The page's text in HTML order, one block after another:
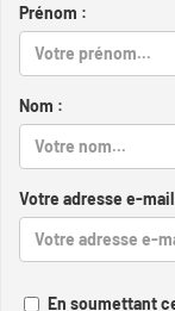
Prénom :
Nom :
Votre adresse e-
En soumettant